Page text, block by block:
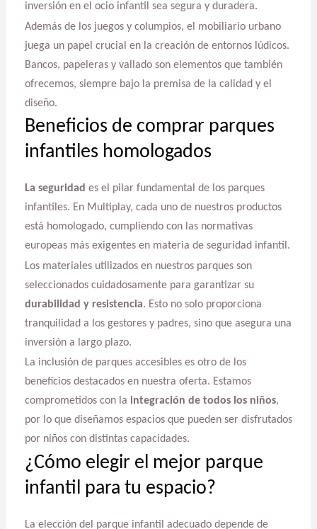
inversión en el ocio infantil sea segura y duradera.
Además de los juegos y columpios, el mobiliario urbano
juega un papel crucial en la creación de entornos lúdicos.
Bancos, papeleras y vallado son elementos que también
ofrecemos, siempre bajo la premisa de la calidad y el
diseño.
Beneficios de comprar parques
infantiles homologados
La seguridad es el pilar fundamental de los parques
infantiles. En Multiplay, cada uno de nuestros productos
está homologado, cumpliendo con las normativas
europeas más exigentes en materia de seguridad infantil.
Los materiales utilizados en nuestros parques son
seleccionados cuidadosamente para garantizar su
durabilidad y resistencia. Esto no solo proporciona
tranquilidad a los gestores y padres, sino que asegura una
inversión a largo plazo.
La inclusión de parques accesibles es otro de los
beneficios destacados en nuestra oferta. Estamos
comprometidos con la integración de todos los niños,
por lo que diseñamos espacios que pueden ser disfrutados
por niños con distintas capacidades.
¿Cómo elegir el mejor parque
infantil para tu espacio?
La elección del parque infantil adecuado depende de